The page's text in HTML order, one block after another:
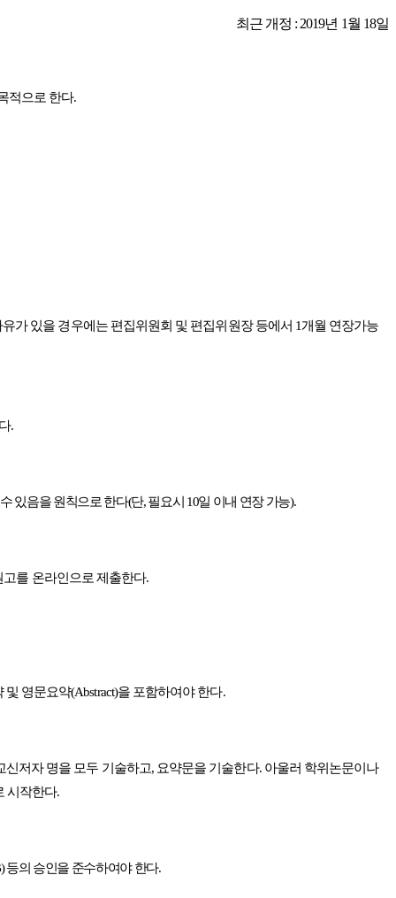
최근 개정 : 2019년 1월 18일
적으로 한다.
유가 있을 경우에는 편집위원회 및 편집위원장 등에서 1개월 연장가능
.
있음을 원칙으로 한다(단,필요시 10일 이내 연장 가능).
고를 온라인으로 제출한다.
및 영문요약(Abstract)을 포함하여야 한다.
신저자 명을 모두 기술하고, 요약문을 기술한다. 아울러 학위논문이나
시작한다.
등의 승인을 준수하여야 한다.